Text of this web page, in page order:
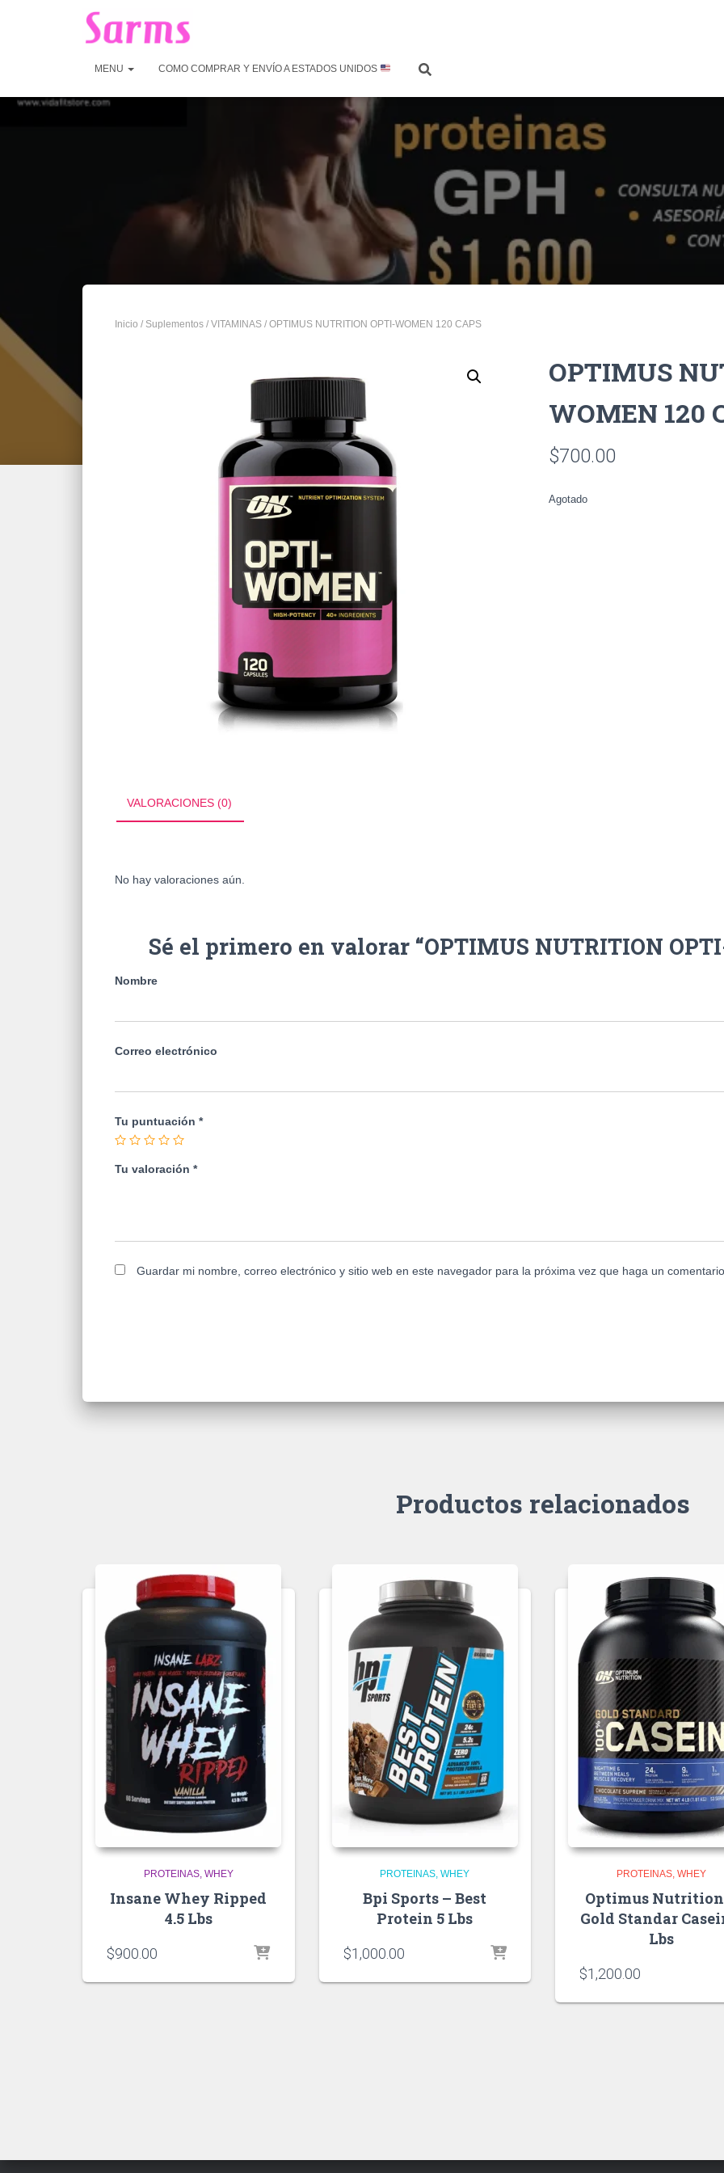
MENU COMO COMPRAR Y ENVÍO A ESTADOS UNIDOS
Inicio / Suplementos / VITAMINAS / OPTIMUS NUTRITION OPTI-WOMEN 120 CAPS
OPTIMUS
WOMEN 120
$700.00
Agotado
VALORACIONES (0)
No hay valoraciones aún.
Sé el primero en valorar “OPTIMUS NUTRITION
Nombre
Correo electrónico
Tu puntuación *
Tu valoración *
Guardar mi nombre, correo electrónico y sitio web en este navegador para la próxima vez que haga un
Productos relacionados
PROTEINAS WHEY
Insane Whey Ripped
4.5 Lbs
$900.00
PROTEINAS WHEY
Bpi Sports – Best
Protein 5 Lbs
$1,000.00
PROTEINAS WHEY
Optimus
Gold Standar
Lbs
$1,200.00